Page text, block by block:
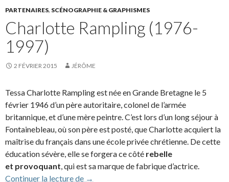
PARTENAIRES, SCÉNOGRAPHIE & GRAPHISMES
Charlotte Rampling (1976-
1997)
2 FÉVRIER 2015 JÉRÔME
Tessa Charlotte Rampling est née en Grande Bretagne le 5
février 1946 d’un père autoritaire, colonel de l’armée
britannique, et d’une mère peintre. C’est lors d’un long séjour à
Fontainebleau, où son père est posté, que Charlotte acquiert la
maîtrise du français dans une école privée chrétienne. De cette
éducation sévère, elle se forgera ce côté rebelle
et provoquant, qui est sa marque de fabrique d’actrice.
Continuer la lecture de Charlotte Rampling (1976-1997)
→